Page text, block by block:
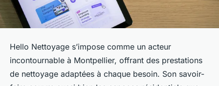
Hello Nettoyage s’impose comme un acteur
incontournable à Montpellier, offrant des prestations
de nettoyage adaptées à chaque besoin. Son savoir-